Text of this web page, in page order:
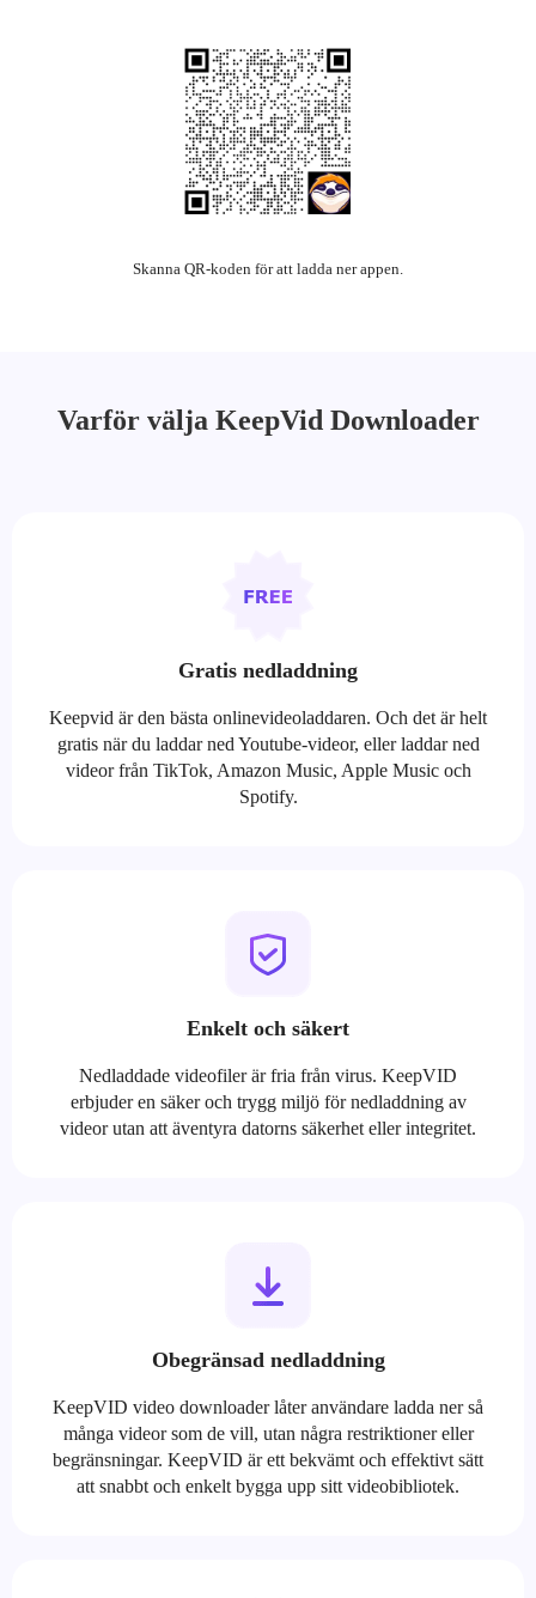
Skanna QR-koden för att ladda ner appen.
Varför välja KeepVid Downloader
Gratis nedladdning
Keepvid är den bästa onlinevideoladdaren. Och det är helt
gratis när du laddar ned Youtube-videor, eller laddar ned
videor från TikTok, Amazon Music, Apple Music och
Spotify.
Enkelt och säkert
Nedladdade videofiler är fria från virus. KeepVID
erbjuder en säker och trygg miljö för nedladdning av
videor utan att äventyra datorns säkerhet eller integritet.
Obegränsad nedladdning
KeepVID video downloader låter användare ladda ner så
många videor som de vill, utan några restriktioner eller
begränsningar. KeepVID är ett bekvämt och effektivt sätt
att snabbt och enkelt bygga upp sitt videobibliotek.